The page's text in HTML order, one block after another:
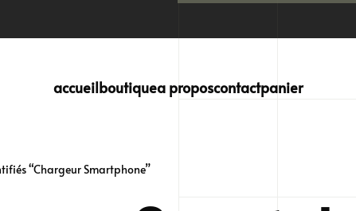
accueilboutiquea proposcontactpanier
“Chargeur Smartphone”